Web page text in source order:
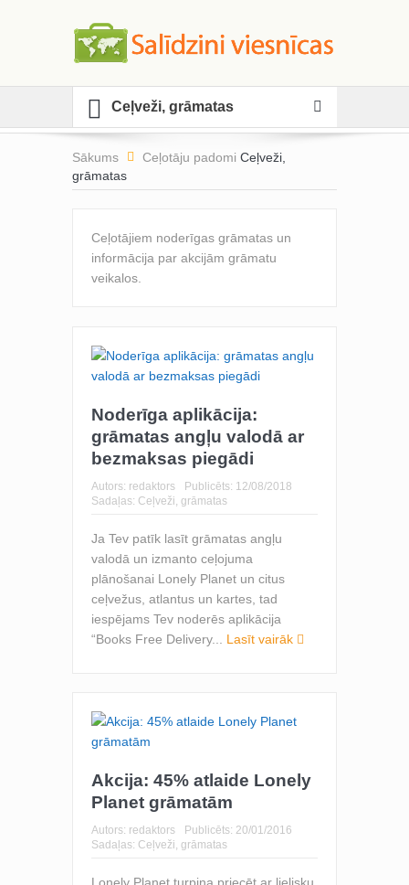
Ceļveži, grāmatas
Sākums Ceļotāju padomi Ceļveži,
grāmatas
Ceļotājiem noderīgas grāmatas un
informācija par akcijām grāmatu
veikalos.
Noderīga aplikācija:
grāmatas angļu valodā ar
bezmaksas piegādi
Autors: redaktors Publicēts: 12/08/2018
Sadaļas: Ceļveži, grāmatas
Ja Tev patīk lasīt grāmatas angļu
valodā un izmanto ceļojuma
plānošanai Lonely Planet un citus
ceļvežus, atlantus un kartes, tad
iespējams Tev noderēs aplikācija
“Books Free Delivery... Lasīt vairāk
Akcija: 45% atlaide Lonely
Planet grāmatām
Autors: redaktors Publicēts: 20/01/2016
Sadaļas: Ceļveži, grāmatas